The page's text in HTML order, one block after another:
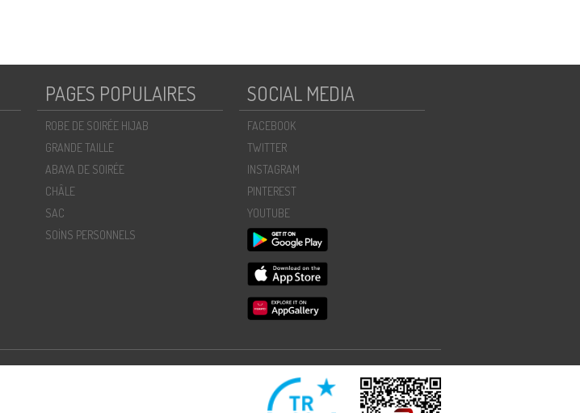
PAGES POPULAIRES
ROBE DE SOIRÉE HIJAB
GRANDE TAILLE
ABAYA DE SOIRÉE
CHÂLE
SAC
SOİNS PERSONNELS
SOCIAL MEDIA
FACEBOOK
TWITTER
INSTAGRAM
PINTEREST
YOUTUBE